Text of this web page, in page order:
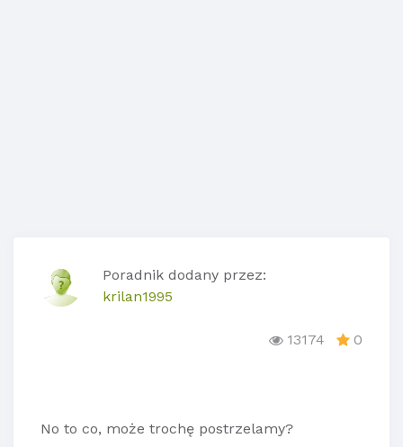
Poradnik dodany przez:
krilan1995
13174 0
No to co, może trochę postrzelamy?